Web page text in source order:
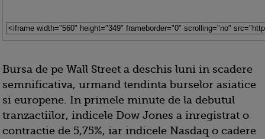
Bursa de pe Wall Street a deschis luni in scadere
semnificativa, urmand tendinta burselor asiatice
si europene. In primele minute de la debutul
tranzactiilor, indicele Dow Jones a inregistrat o
contractie de 5,75%, iar indicele Nasdaq o cadere